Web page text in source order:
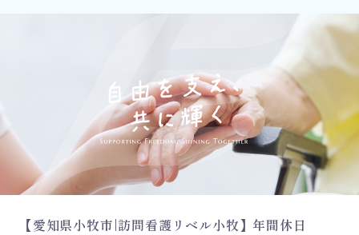
【愛知県小牧市|訪問看護リベル小牧】年間休日